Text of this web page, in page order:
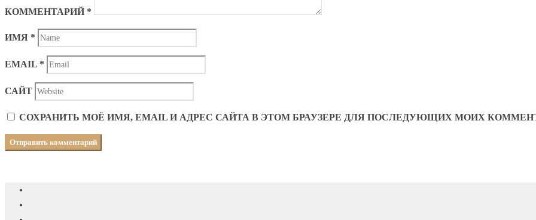
КОММЕНТАРИЙ *
ИМЯ *
EMAIL *
САЙТ
СОХРАНИТЬ МОЁ ИМЯ, EMAIL И АДРЕС САЙТА В ЭТОМ БРАУЗЕРЕ ДЛЯ ПОСЛЕДУЮЩИХ МОИХ